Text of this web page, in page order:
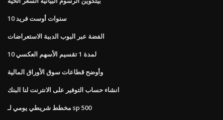
10 سنوات أوست فريد
الفضة عبر البوب ​​الدببة الاستعراضات
10 لمدة 1 تقسيم الأسهم العكسي
وأوضح قطاعات سوق الأوراق المالية
انشاء حساب التوفير على الانترنت لنا البنك
مخطط شريطي يومي لـ sp 500